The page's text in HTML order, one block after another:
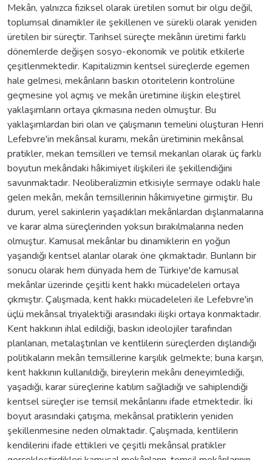
Mekân, yalnızca fiziksel olarak üretilen somut bir olgu değil,
toplumsal dinamikler ile şekillenen ve sürekli olarak yeniden
üretilen bir süreçtir. Tarihsel süreçte mekânın üretimi farklı
dönemlerde değişen sosyo-ekonomik ve politik etkilerle
çeşitlenmektedir. Kapitalizmin kentsel süreçlerde egemen
hale gelmesi, mekânların baskın otoritelerin kontrolüne
geçmesine yol açmış ve mekân üretimine ilişkin eleştirel
yaklaşımların ortaya çıkmasına neden olmuştur. Bu
yaklaşımlardan biri olan ve çalışmanın temelini oluşturan Henri
Lefebvre'in mekânsal kuramı, mekân üretiminin mekânsal
pratikler, mekan temsilleri ve temsil mekanları olarak üç farklı
boyutun mekândaki hâkimiyet ilişkileri ile şekillendiğini
savunmaktadır. Neoliberalizmin etkisiyle sermaye odaklı hale
gelen mekân, mekân temsillerinin hâkimiyetine girmiştir. Bu
durum, yerel sakinlerin yaşadıkları mekânlardan dışlanmalarına
ve karar alma süreçlerinden yoksun bırakılmalarına neden
olmuştur. Kamusal mekânlar bu dinamiklerin en yoğun
yaşandığı kentsel alanlar olarak öne çıkmaktadır. Bunların bir
sonucu olarak hem dünyada hem de Türkiye'de kamusal
mekânlar üzerinde çeşitli kent hakkı mücadeleleri ortaya
çıkmıştır. Çalışmada, kent hakkı mücadeleleri ile Lefebvre'in
üçlü mekânsal triyalektiği arasındaki ilişki ortaya konmaktadır.
Kent hakkının ihlal edildiği, baskın ideolojiler tarafından
planlanan, metalaştırılan ve kentlilerin süreçlerden dışlandığı
politikaların mekân temsillerine karşılık gelmekte; buna karşın,
kent hakkının kullanıldığı, bireylerin mekânı deneyimlediği,
yaşadığı, karar süreçlerine katılım sağladığı ve sahiplendiği
kentsel süreçler ise temsil mekânlarını ifade etmektedir. İki
boyut arasındaki çatışma, mekânsal pratiklerin yeniden
şekillenmesine neden olmaktadır. Çalışmada, kentlilerin
kendilerini ifade ettikleri ve çeşitli mekânsal pratikler